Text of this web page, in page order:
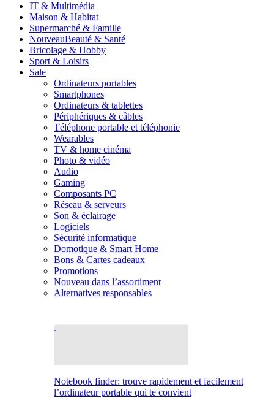
IT & Multimédia
Maison & Habitat
Supermarché & Famille
NouveauBeauté & Santé
Bricolage & Hobby
Sport & Loisirs
Sale
Ordinateurs portables
Smartphones
Ordinateurs & tablettes
Périphériques & câbles
Téléphone portable et téléphonie
Wearables
TV & home cinéma
Photo & vidéo
Audio
Gaming
Composants PC
Réseau & serveurs
Son & éclairage
Logiciels
Sécurité informatique
Domotique & Smart Home
Bons & Cartes cadeaux
Promotions
Nouveau dans l’assortiment
Alternatives responsables
Notebook finder: trouve rapidement et facilement
l’ordinateur portable qui te convient